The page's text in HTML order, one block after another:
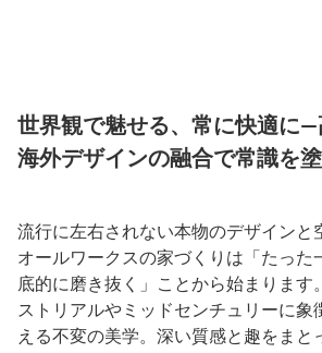
世界観で魅せる、常に快適に―
海外デザインの融合で常識を
流行に左右されない本物のデザインと
オールワークスの家づくりは「たった
底的に磨き抜く」ことから始まります
ストリアルやミッドセンチュリーに象
える不変の美学。深い質感と趣をまと